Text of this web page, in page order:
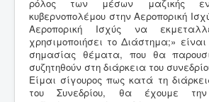
ρόλος των μέσων μαζικής
κυβερνοπολέμου στην Αεροπορική
Αεροπορική Ισχύς να
χρησιμοποιήσει το Διάστημα;»
σημασίας θέματα, που θα
συζητηθούν στη διάρκεια του
Είμαι σίγουρος πως κατά τη
του Συνεδρίου, θα έχουμε